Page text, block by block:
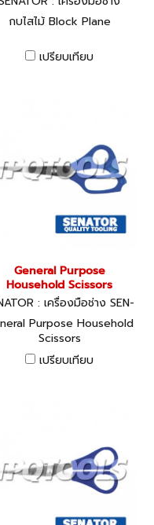
กบไสไม้ Block Plane
เปรียบเทียบ
General Purpose
Household Scissors
: เครื่องมือช่าง SEN-
533-0420K
Purpose Household
Scissors
เปรียบเทียบ